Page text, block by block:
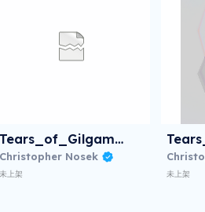
Tears_of_Gilgamesh_I
Christopher Nosek
未上架 未上架